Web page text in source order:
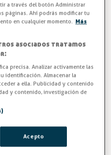
con asas en medidas
GN-1/6.
24/48h
€
4,95€
A LA CESTA
a través del botón Administrar
páginas. Ahí podrás modificar tu
en cualquier momento.
Más
asociados tratamos
precisa. Analizar activamente las
identificación. Almacenar la
a ella. Publicidad y contenido
y contenido, investigación de
Acepto